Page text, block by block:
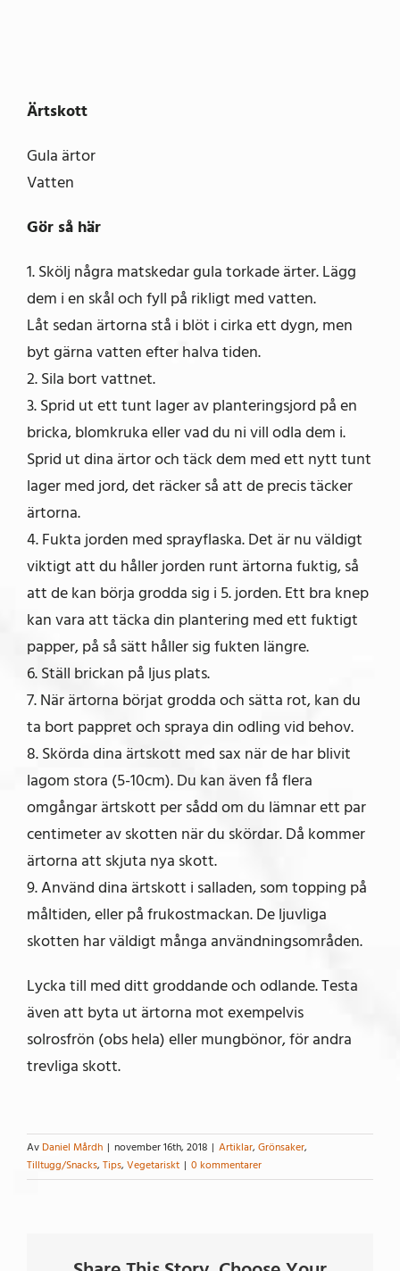
Ärtskott
Gula ärtor
Vatten
Gör så här
1. Skölj några matskedar gula torkade ärter. Lägg
dem i en skål och fyll på rikligt med vatten.
Låt sedan ärtorna stå i blöt i cirka ett dygn, men
byt gärna vatten efter halva tiden.
2. Sila bort vattnet.
3. Sprid ut ett tunt lager av planteringsjord på en
bricka, blomkruka eller vad du ni vill odla dem i.
Sprid ut dina ärtor och täck dem med ett nytt tunt
lager med jord, det räcker så att de precis täcker
ärtorna.
4. Fukta jorden med sprayflaska. Det är nu väldigt
viktigt att du håller jorden runt ärtorna fuktig, så
att de kan börja grodda sig i 5. jorden. Ett bra knep
kan vara att täcka din plantering med ett fuktigt
papper, på så sätt håller sig fukten längre.
6. Ställ brickan på ljus plats.
7. När ärtorna börjat grodda och sätta rot, kan du
ta bort pappret och spraya din odling vid behov.
8. Skörda dina ärtskott med sax när de har blivit
lagom stora (5-10cm). Du kan även få flera
omgångar ärtskott per sådd om du lämnar ett par
centimeter av skotten när du skördar. Då kommer
ärtorna att skjuta nya skott.
9. Använd dina ärtskott i salladen, som topping på
måltiden, eller på frukostmackan. De ljuvliga
skotten har väldigt många användningsområden.
Lycka till med ditt groddande och odlande. Testa
även att byta ut ärtorna mot exempelvis
solrosfrön (obs hela) eller mungbönor, för andra
trevliga skott.
Av Daniel Mårdh | november 16th, 2018 | Artiklar, Grönsaker,
Tilltugg/Snacks, Tips, Vegetariskt | 0 kommentarer